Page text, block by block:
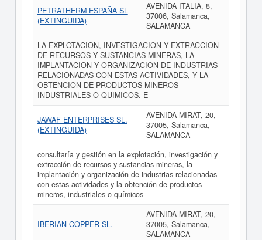
PETRATHERM ESPAÑA SL
(EXTINGUIDA)
AVENIDA ITALIA, 8,
37006, Salamanca,
SALAMANCA
LA EXPLOTACION, INVESTIGACION Y EXTRACCION
DE RECURSOS Y SUSTANCIAS MINERAS, LA
IMPLANTACION Y ORGANIZACION DE INDUSTRIAS
RELACIONADAS CON ESTAS ACTIVIDADES, Y LA
OBTENCION DE PRODUCTOS MINEROS
INDUSTRIALES O QUIMICOS. E
JAWAF ENTERPRISES SL.
(EXTINGUIDA)
AVENIDA MIRAT, 20,
37005, Salamanca,
SALAMANCA
consultaría y gestión en la explotación, investigación y
extracción de recursos y sustancias mineras, la
implantación y organización de industrias relacionadas
con estas actividades y la obtención de productos
mineros, industriales o químicos
IBERIAN COPPER SL.
AVENIDA MIRAT, 20,
37005, Salamanca,
SALAMANCA